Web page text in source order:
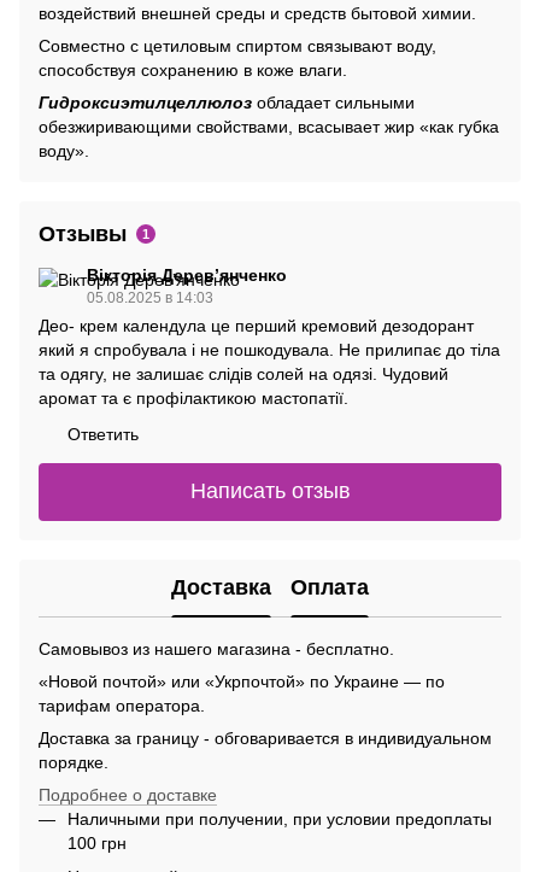
воздействий внешней среды и средств бытовой химии.
Совместно с цетиловым спиртом связывают воду,
способствуя сохранению в коже влаги.
Гидроксиэтилцеллюлоз обладает сильными
обезжиривающими свойствами, всасывает жир «как губка
воду».
Отзывы 1
Вікторія Деревʼянченко
05.08.2025 в 14:03
Део- крем календула це перший кремовий дезодорант
який я спробувала і не пошкодувала. Не прилипає до тіла
та одягу, не залишає слідів солей на одязі. Чудовий
аромат та є профілактикою мастопатії.
Ответить
Написать отзыв
Доставка Оплата
Самовывоз из нашего магазина - бесплатно.
«Новой почтой» или «Укрпочтой» по Украине — по
тарифам оператора.
Доставка за границу - обговаривается в индивидуальном
порядке.
Подробнее о доставке
Наличными при получении, при условии предоплаты
100 грн